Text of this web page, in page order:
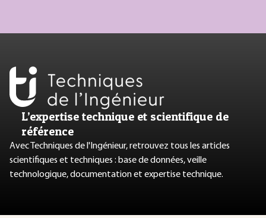
L’expertise technique et scientifique de
référence
Avec Techniques de l'Ingénieur, retrouvez tous les articles
scientifiques et techniques : base de données, veille
technologique, documentation et expertise technique.